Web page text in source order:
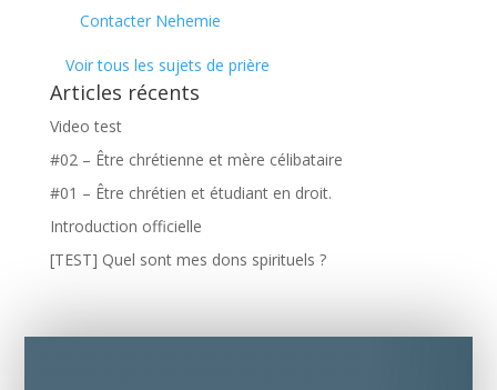
Contacter Nehemie
Voir tous les sujets de prière
Articles récents
Video test
#02 – Être chrétienne et mère célibataire
#01 – Être chrétien et étudiant en droit.
Introduction officielle
[TEST] Quel sont mes dons spirituels ?